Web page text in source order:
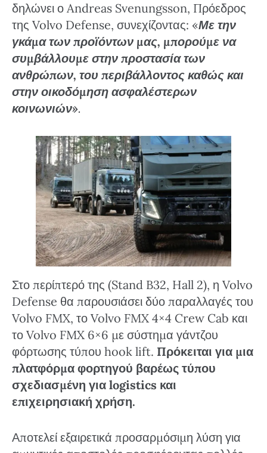
δηλώνει ο Andreas Svenungsson, Πρόεδρος
της Volvo Defense, συνεχίζοντας: «Με την
γκάμα των προϊόντων μας, μπορούμε να
συμβάλλουμε στην προστασία των
ανθρώπων, του περιβάλλοντος καθώς και
στην οικοδόμηση ασφαλέστερων
κοινωνιών».
Στο περίπτερό της (Stand B32, Hall 2), η Volvo
Defense θα παρουσιάσει δύο παραλλαγές του
Volvo FMX, το Volvo FMX 4×4 Crew Cab και
το Volvo FMX 6×6 με σύστημα γάντζου
φόρτωσης τύπου hook lift. Πρόκειται για μια
πλατφόρμα φορτηγού βαρέως τύπου
σχεδιασμένη για logistics και
επιχειρησιακή χρήση.
Αποτελεί εξαιρετικά προσαρμόσιμη λύση για